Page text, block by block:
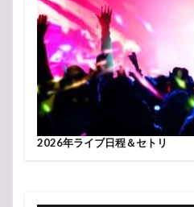
2026年ライブ日程＆セトリ